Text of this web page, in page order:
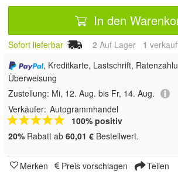
In den
Sofort lieferbar 2 Auf Lager 1
, Kreditkarte, Lastschrift,
Überweisung
Zustellung: Mi, 12. Aug. bis Fr, 14. Aug.
Verkäufer: Autogrammhandel
100% positiv
20% Rabatt ab 60,01 € Bestellwert.
Merken Preis vorschlagen Teilen